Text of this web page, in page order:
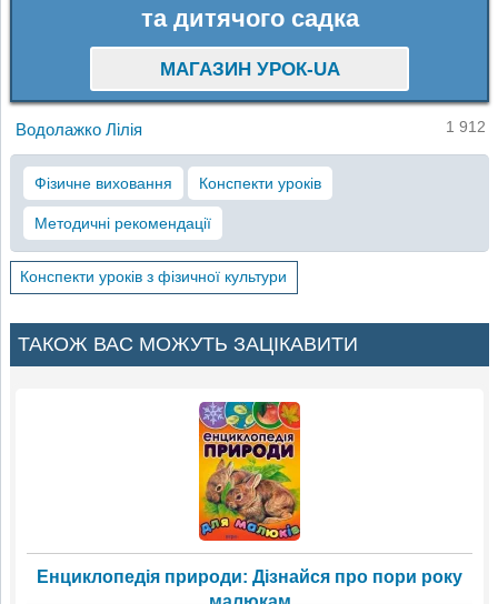
та дитячого садка
МАГАЗИН УРОК-UA
Водолажко Лілія 1 912
Фізичне виховання Конспекти уроків
Методичні рекомендації
Конспекти уроків з фізичної культури
ТАКОЖ ВАС МОЖУТЬ ЗАЦІКАВИТИ
Енциклопедія природи: Дізнайся про пори року